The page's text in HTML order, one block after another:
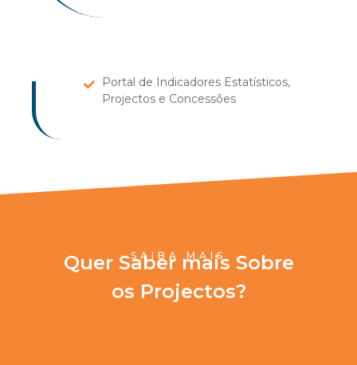
Portal de Indicadores Estatísticos,
Projectos e Concessões
SAIBA MAIS
Quer Saber mais Sobre
os Projectos?